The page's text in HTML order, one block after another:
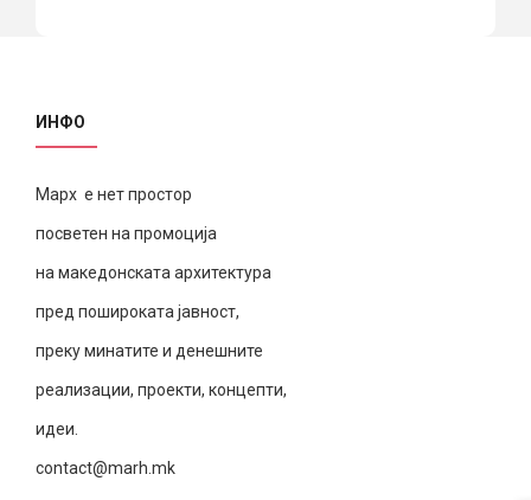
ИНФО
Марх е нет простор
посветен на промоција
на македонската архитектура
пред пошироката јавност,
преку минатите и денешните
реализации, проекти, концепти,
идеи.
contact@marh.mk